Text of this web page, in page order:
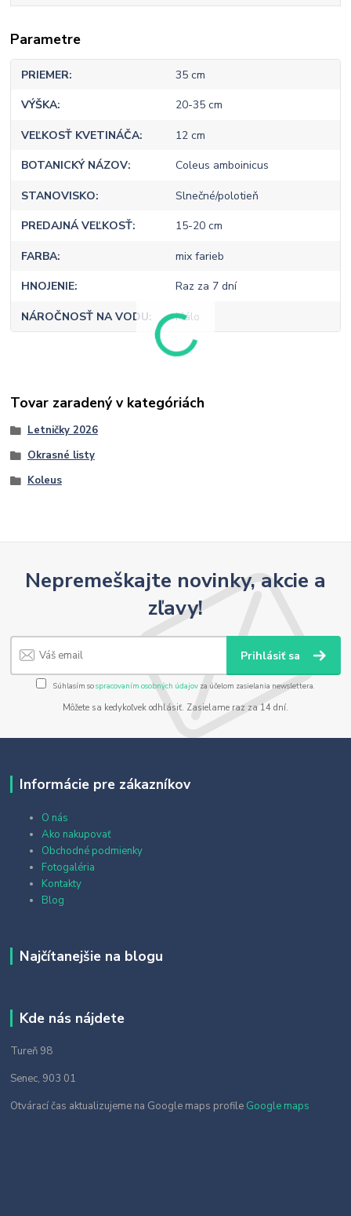
Parametre
PRIEMER 35 cm
VÝŠKA 20-35 cm
VEĽKOSŤ KVETINÁČA 12 cm
BOTANICKÝ NÁZOV Coleus amboinicus
STANOVISKO Slnečné/polotieň
PREDAJNÁ VEĽKOSŤ 15-20 cm
FARBA mix farieb
HNOJENIE Raz za 7 dní
NÁROČNOSŤ NA VODU Málo
Tovar zaradený v kategóriách
Letničky 2026
Okrasné listy
Koleus
Nepremeškajte novinky, akcie a
zľavy!
Prihlásiť sa
Súhlasím sospracovaním osobných údajov za účelom zasielania newslettera.
Môžete sa kedykoľvek odhlásiť. Zasielame raz za 14 dní.
Informácie pre zákazníkov
O nás
Ako nakupovať
Obchodné podmienky
Fotogaléria
Kontakty
Blog
Najčítanejšie na blogu
Kde nás nájdete
Tureň 98
Senec, 903 01
Otvárací čas aktualizujeme na Google maps profile Google maps